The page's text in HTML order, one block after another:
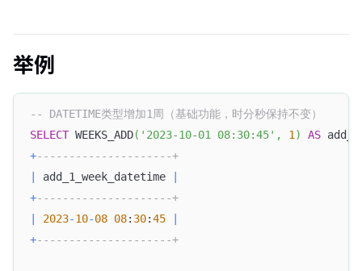
举例
-- DATETIME类型增加1周（基础功能，时分秒保持不变）
SELECT WEEKS_ADD( '2023-10-01 08:30:45' , 1 ) AS
+---------------------+
add_1_week_datetime
+---------------------+
2023-10-08 08: 30:45
+---------------------+